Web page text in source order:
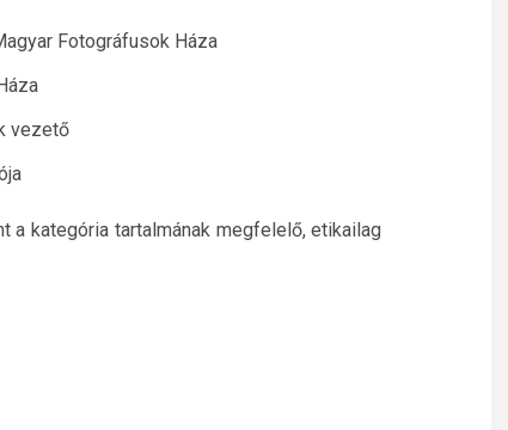
Fotográfusok Háza
vezető
kategória tartalmának megfelelő, etikailag